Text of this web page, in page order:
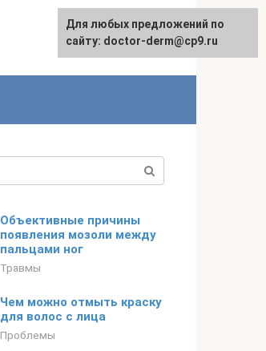
Объективные причины
появления мозоли между
пальцами ног
Травмы
Чем можно отмыть краску
для волос с лица
Проблемы
Для любых предложений по
сайту: doctor-derm@cp9.ru